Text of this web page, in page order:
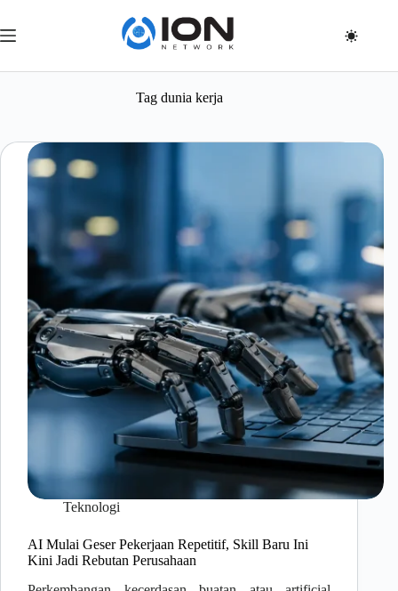
content
Tagdunia kerja
Teknologi
AI Mulai Geser Pekerjaan Repetitif, Skill Baru Ini
Kini Jadi Rebutan Perusahaan